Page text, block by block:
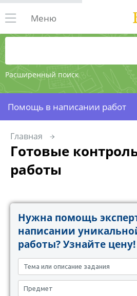
Расширенный поиск
Меню
Помощь в написании работ
Главная
Готовые
работы
Нужна помощь
написании
работы? Узнайте цену!